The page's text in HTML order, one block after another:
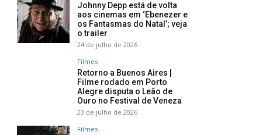
Johnny Depp está de volta
aos cinemas em ‘Ebenezer e
os Fantasmas do Natal’; veja
o trailer
24 de julho de 2026
Filmes
Retorno a Buenos Aires |
Filme rodado em Porto
Alegre disputa o Leão de
Ouro no Festival de Veneza
23 de julho de 2026
Filmes